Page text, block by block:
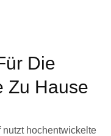
Die
Zu Hause
hochentwickelte